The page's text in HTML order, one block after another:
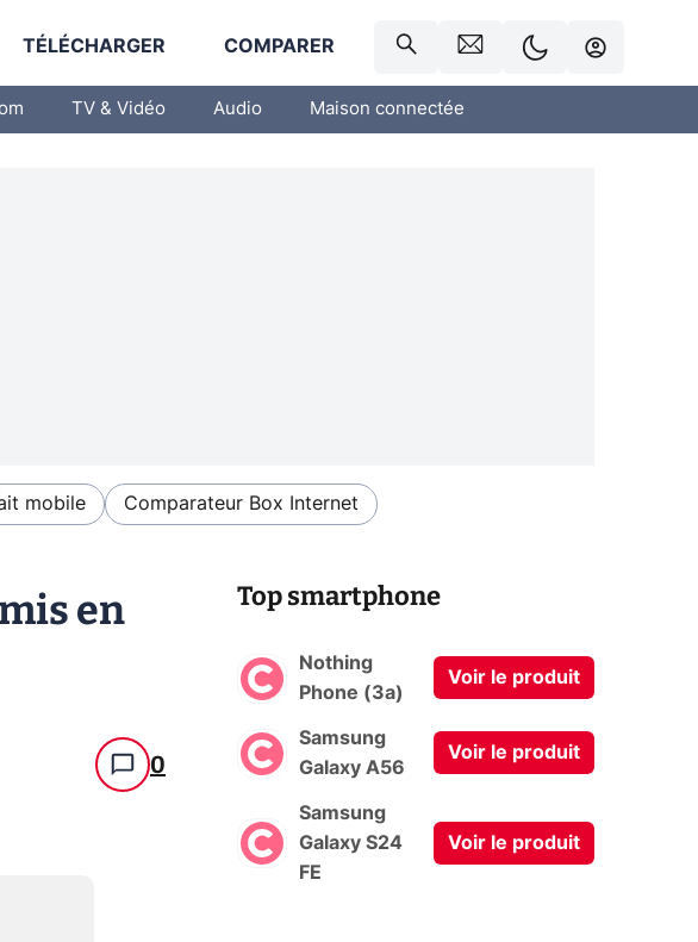
TÉLÉCHARGER COMPARER
TV & Vidéo Audio Maison connectée
mobile Comparateur Box Internet
en
0
Top smartphone
Nothing
Phone (3a)
Voir le produit
Samsung
Galaxy A56
Voir le produit
Samsung
Galaxy S24
FE
Voir le produit